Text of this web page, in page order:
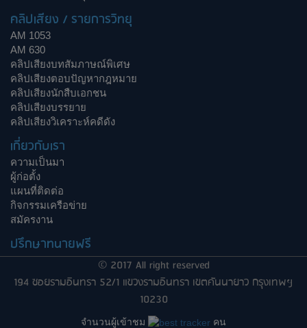
คลิปเสียง / รายการวิทยุ
AM 1053
AM 630
คลิปเสียงบทสัมภาษณ์พิเศษ
คลิปเสียงตอบปัญหากฎหมาย
คลิปเสียงนักสืบเอกชน
คลิปเสียงบรรยาย
คลิปเสียงวิเคราะห์คดีดัง
เกี่ยวกับเรา
ความเป็นมา
ผู้ก่อตั้ง
แผนที่ติดต่อ
กิจกรรมเครือข่าย
สมัครงาน
ปรึกษาทนายฟรี
© 2017 All right reserved
194 ซอยรามอินทรา 52/1 แขวงรามอินทรา เขตคันนายาว กรุงเทพฯ
10230
จำนวนผู้เข้าชม คน